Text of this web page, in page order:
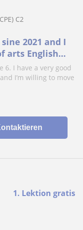
C2
2021 and I
arts English
6. I have a very good
I’m willing to move
1. Lektion gratis